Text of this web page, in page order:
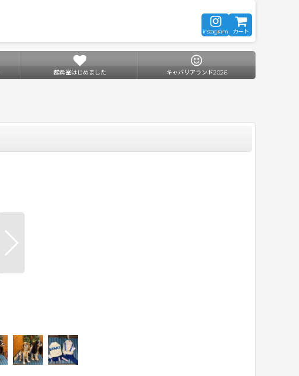
instagram カート
酸素室はじめました キャバリアランド2026